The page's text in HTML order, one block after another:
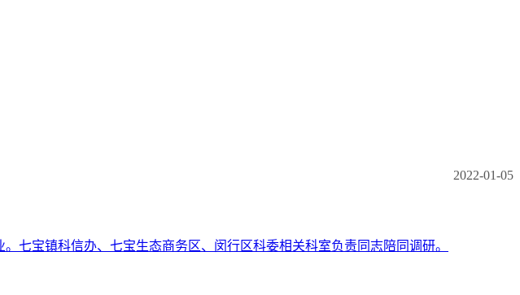
2022-01-05
七宝镇科信办、七宝生态商务区、闵行区科委相关科室负责同志陪同调研。